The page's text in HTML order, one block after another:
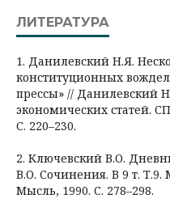
ЛИТЕРАТУРА
1. Данилевский Н.Я.
конституционных
прессы» // Данилевский
экономических статей.
С. 220–230.
2. Ключевский В.О.
В.О. Сочинения. В 9 т.
Мысль, 1990. С. 278–298.